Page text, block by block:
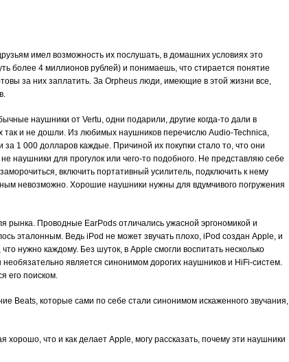
имел возможность их послушать, в домашних условиях это
более 4 миллионов рублей) и понимаешь, что стирается понятие
за них заплатить. За Orpheus люди, имеющие в этой жизни все,
наушники от Vertu, одни подарили, другие когда-то дали в
так и не дошли. Из любимых наушников перечислю Audio-Technica,
1 000 долларов каждые. Причиной их покупки стало то, что они
наушники для прогулок или чего-то подобного. Не представляю себе
включить портативный усилитель, подключить к нему
невозможно. Хорошие наушники нужны для вдумчивого погружения
рынка. Проводные EarPods отличались ужасной эргономикой и
эталонным. Ведь iPod не может звучать плохо, iPod создан Apple, и
нужно каждому. Без шуток, в Apple смогли воспитать несколько
является синонимом дорогих наушников и HiFi-систем.
его поиском.
Beats, которые сами по себе стали синонимом искаженного звучания,
что и как делает Apple, могу рассказать, почему эти наушники